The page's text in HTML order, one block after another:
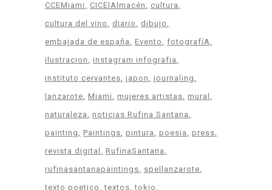
CCEMiami
CICElAlmacén
cultura
cultura del vino
diario
dibujo
embajada de españa
Evento
fotografíA
ilustracion
instagram infografia
instituto cervantes japon
journaling
lanzarote Miami mujeres artistas mural
naturaleza
noticias Rufina Santana
painting
Paintings pintura poesia
press
revista digital
RufinaSantana
rufinasantanapaintings
spellanzarote
texto poetico
textos tokio